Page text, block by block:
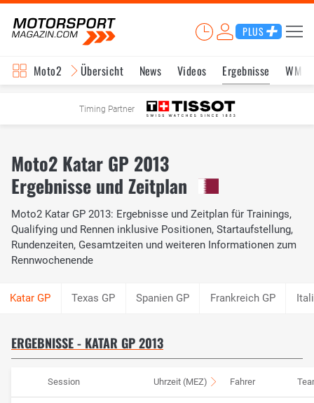
PLUS
Moto2 Übersicht News Videos Ergebnisse WM-
Timing Partner
Moto2 Katar GP 2013
Ergebnisse und Zeitplan
Moto2 Katar GP 2013: Ergebnisse und Zeitplan für Trainings,
Qualifying und Rennen inklusive Positionen, Startaufstellung,
Rundenzeiten, Gesamtzeiten und weiteren Informationen zum
Rennwochenende
Texas GP Spanien GP Frankreich GP
ERGEBNISSE - KATAR GP 2013
Session Uhrzeit (MEZ) Fahrer